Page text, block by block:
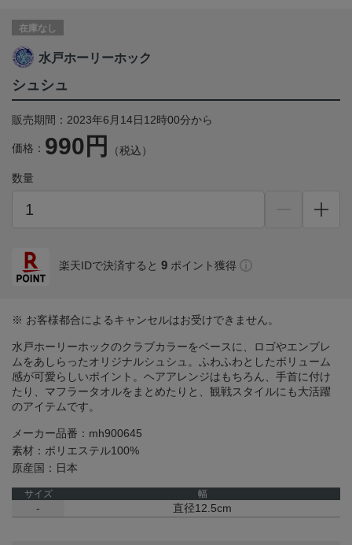
在庫なし
水戸ホーリーホック
シュシュ
販売期間：2023年6月14日12時00分から
価格： 990円 （税込）
数量
楽天IDで決済すると 9 ポイント獲得
※ お客様都合によるキャンセルはお受けできません。
水戸ホーリーホックのクラブカラーをベースに、ロゴやエンブレ
ムをあしらったオリジナルシュシュ。ふわふわとしたボリューム
感が可愛らしいポイント。ヘアアレンジはもちろん、手首に付け
たり、マフラータオルをまとめたりと、観戦スタイルにも大活躍
のアイテムです。
メーカー品番：mh900645
素材：ポリエステル100%
原産国：日本
サイズ 幅
- 直径12.5cm